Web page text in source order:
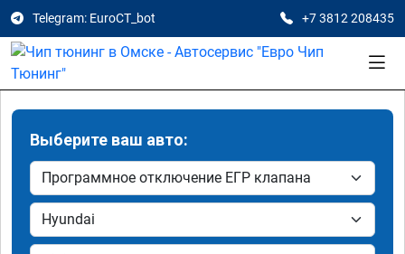
Telegram: EuroCT_bot +7 3812 208435
Выберите ваш авто: